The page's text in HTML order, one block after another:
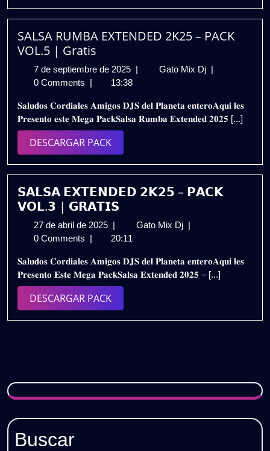
SALSA RUMBA EXTENDED 2K25 – PACK
VOL.5 | Gratis
7 de septiembre de 2025 7
de
de
2025
| Gato Mix Dj SALSA
2K25
–
Gratis
|
0 Comments | 13:38
𝐒𝐚𝐥𝐮𝐝𝐨𝐬 𝐂𝐨𝐫𝐝𝐢𝐚𝐥𝐞𝐬 𝐀𝐦𝐢𝐠𝐨𝐬 𝐃𝐉𝐒 𝐝𝐞𝐥 𝐏𝐥𝐚𝐧𝐞𝐭𝐚 𝐞𝐧𝐭𝐞𝐫𝐨𝐀𝐪𝐮𝐢 𝐥𝐞𝐬
𝐏𝐫𝐞𝐬𝐞𝐧𝐭𝐨 𝐞𝐬𝐭𝐞 𝐌𝐞𝐠𝐚 𝐏𝐚𝐜𝐤𝐒𝐚𝐥𝐬𝐚 𝐑𝐮𝐦𝐛𝐚 𝐄𝐱𝐭𝐞𝐧𝐝𝐞𝐝 𝟐𝟎𝟐𝟓 [...]
DESCARGAR PACKDESCARGAR
PACK
𝗦𝗔𝗟𝗦𝗔 𝗘𝗫𝗧𝗘𝗡𝗗𝗘𝗗 𝟮𝗞𝟮𝟱 – 𝗣𝗔𝗖𝗞
𝗩𝗢𝗟.𝟯 | 𝗚𝗥𝗔𝗧𝗜𝗦
27 de abril de 2025 27
de
de
2025
| Gato Mix Dj 𝗦𝗔𝗟𝗦𝗔
–
𝗣𝗔𝗖𝗞
|
0 Comments | 20:11
𝐒𝐚𝐥𝐮𝐝𝐨𝐬 𝐂𝐨𝐫𝐝𝐢𝐚𝐥𝐞𝐬 𝐀𝐦𝐢𝐠𝐨𝐬 𝐃𝐉𝐒 𝐝𝐞𝐥 𝐏𝐥𝐚𝐧𝐞𝐭𝐚 𝐞𝐧𝐭𝐞𝐫𝐨𝐀𝐪𝐮𝐢 𝐥𝐞𝐬
𝐏𝐫𝐞𝐬𝐞𝐧𝐭𝐨 𝐄𝐬𝐭𝐞 𝐌𝐞𝐠𝐚 𝐏𝐚𝐜𝐤𝐒𝐚𝐥𝐬𝐚 𝐄𝐱𝐭𝐞𝐧𝐝𝐞𝐝 𝟐𝟎𝟐𝟓 – [...]
DESCARGAR PACKDESCARGAR
PACK
Buscar